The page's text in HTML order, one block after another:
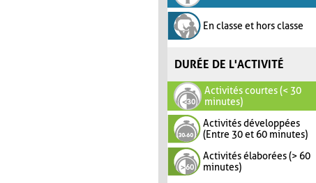
En classe et hors classe
DURÉE DE L'ACTIVITÉ
Activités courtes (< 30
minutes)
Activités développées
(Entre 30 et 60 minutes)
Activités élaborées (> 60
minutes)